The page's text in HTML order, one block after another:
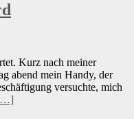
Kurz nach meiner
abend mein Handy, der
versuchte, mich